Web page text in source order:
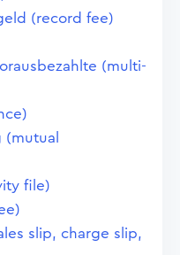
(record fee)
(multi-
file)
slip, charge slip,